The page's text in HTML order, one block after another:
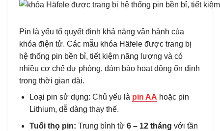
Pin là yếu tố quyết định khả năng vận hành của
khóa điện tử. Các mẫu khóa Häfele được trang bị
hệ thống pin bền bỉ, tiết kiệm năng lượng và có
nhiều cơ chế dự phòng, đảm bảo hoạt động ổn định
trong thời gian dài.
Loại pin sử dụng: Chủ yếu là pin AA hoặc pin
Lithium, dễ dàng thay thế.
Tuổi thọ pin: Trung bình từ6 – 12 tháng với tần